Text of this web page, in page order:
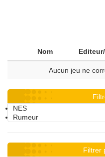
Nom
Aucun jeu ne
NES
Rumeur
Filtrer